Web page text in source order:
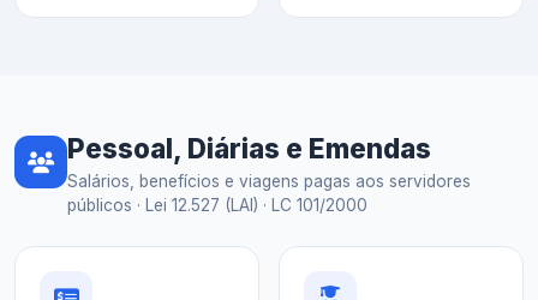
Pessoal, Diárias e Emendas
Salários, benefícios e viagens pagas aos servidores
públicos · Lei 12.527 (LAI) · LC 101/2000